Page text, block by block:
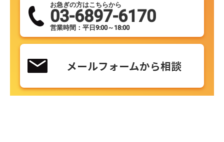
お急ぎの方はこちらから
03-6897-6170
営業時間：平日9:00～18:00
メールフォームから相談